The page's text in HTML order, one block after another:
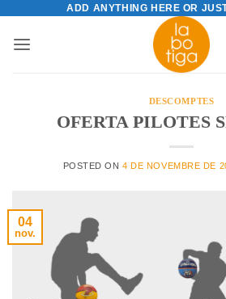
content
ADD ANYTHING HERE OR
DESCOMPTES
OFERTA PILOTES
POSTED ON4 DE NOVEMBRE DE
04
nov.